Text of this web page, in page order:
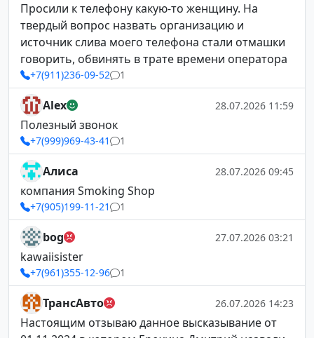
Просили к телефону какую-то женщину. На
твердый вопрос назвать организацию и
источник слива моего телефона стали отмашки
говорить, обвинять в трате времени оператора
+7(911)236-09-52 1
Alex 28.07.2026 11:59
Полезный звонок
+7(999)969-43-41 1
Алиса 28.07.2026 09:45
компания Smoking Shop
+7(905)199-11-21 1
bog 27.07.2026 03:21
kawaiisister
+7(961)355-12-96 1
ТрансАвто 26.07.2026 14:23
Настоящим отзываю данное высказывание от